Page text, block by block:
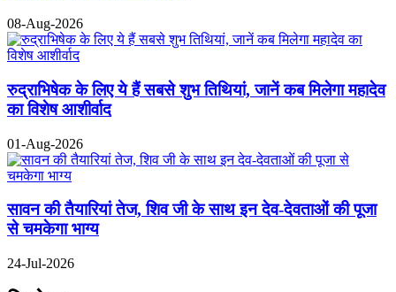
08-Aug-2026
रुद्राभिषेक के लिए ये हैं सबसे शुभ तिथियां, जानें कब मिलेगा महादेव
का विशेष आशीर्वाद
01-Aug-2026
सावन की तैयारियां तेज, शिव जी के साथ इन देव-देवताओं की पूजा
से चमकेगा भाग्य
24-Jul-2026